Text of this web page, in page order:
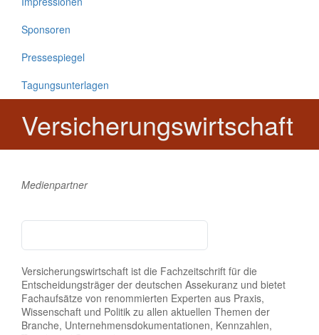
Sponsoren
Pressespiegel
Tagungsunterlagen
Versicherungswirtschaft
Medienpartner
Versicherungswirtschaft ist die Fachzeitschrift für die
Entscheidungsträger der deutschen Assekuranz und bietet
Fachaufsätze von renommierten Experten aus Praxis,
Wissenschaft und Politik zu allen aktuellen Themen der
Branche, Unternehmensdokumentationen, Kennzahlen,